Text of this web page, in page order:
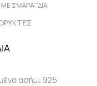
ΜΕ ΣΜΑΡΑΓΔΙΑ
ασήμι 925